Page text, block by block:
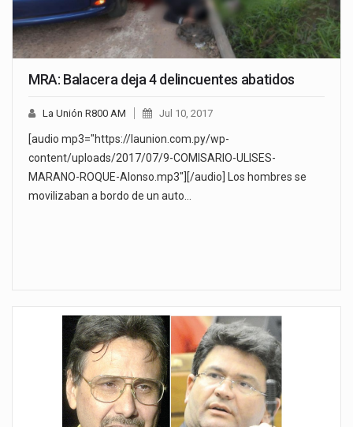
MRA: Balacera deja 4 delincuentes abatidos
La Unión R800 AM Jul 10, 2017
[audio mp3="https://launion.com.py/wp-
content/uploads/2017/07/9-COMISARIO-ULISES-
MARANO-ROQUE-Alonso.mp3"][/audio] Los hombres se
movilizaban a bordo de un auto…